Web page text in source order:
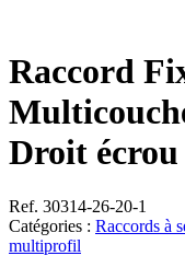
Raccord
Droit
Ref. 30314-26-20-1
Catégories : Raccords à
multiprofil